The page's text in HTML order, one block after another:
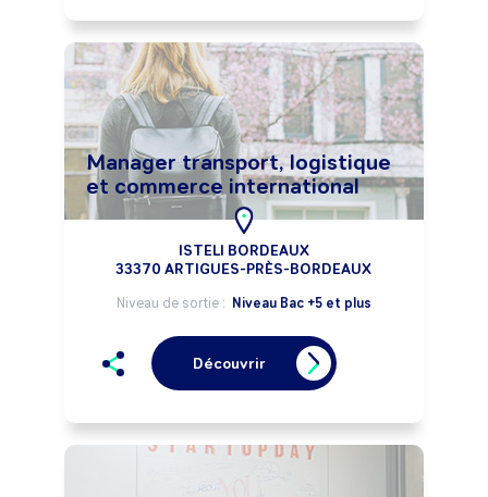
Manager transport, logistique
et commerce international
ISTELI BORDEAUX
33370 ARTIGUES-PRÈS-BORDEAUX
Niveau de sortie : Niveau Bac +5 et plus
Découvrir